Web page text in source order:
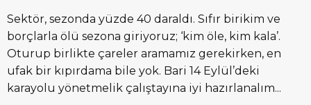
Sektör, sezonda yüzde 40 daraldı. Sıfır birikim ve
borçlarla ölü sezona giriyoruz; ‘kim öle, kim kala’.
Oturup birlikte çareler aramamız gerekirken, en
ufak bir kıpırdama bile yok. Bari 14 Eylül’deki
karayolu yönetmelik çalıştayına iyi hazırlanalım...